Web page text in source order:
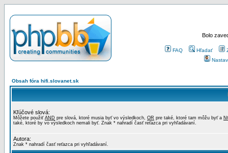
Bolo
FAQ Hľadať
Obsah fóra hifi.slovanet.sk
Kľúčové slová:
Môžete použiť AND pre slová, ktoré musia byť vo výsledkoch, OR pre také, ktoré tam môžu byť a
také, ktoré by vo výsledkoch nemali byť. Znak * nahradí časť reťazca pri vyhľadávaní.
Autora:
Znak * nahradí časť reťazca pri vyhľadávaní.